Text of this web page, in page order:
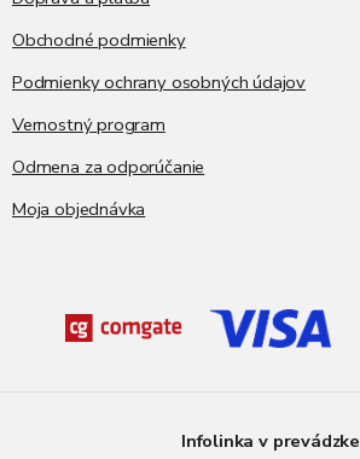
i
Obchodné podmienky
Podmienky ochrany osobných údajov
Vernostný program
Odmena za odporúčanie
Moja objednávka
Infolinka v prevádzke